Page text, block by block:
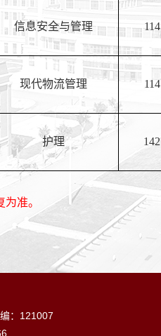
信息安全与管理 114
现代物流管理 114
护理 142
准。
：121007